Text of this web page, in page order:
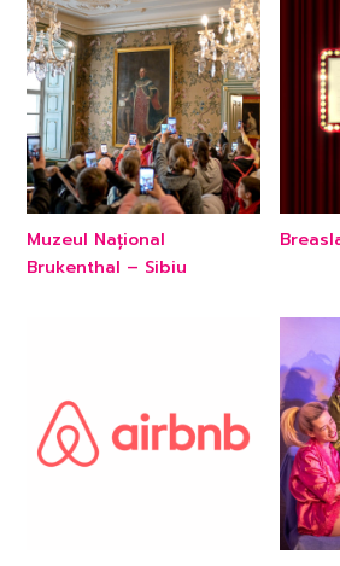
Muzeul Național
Brukenthal – Sibiu